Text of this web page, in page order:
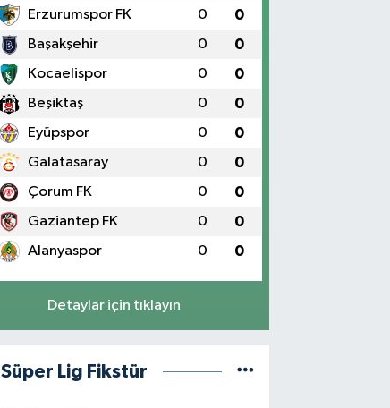
Erzurumspor FK 0 0
Başakşehir 0 0
Kocaelispor 0 0
Beşiktaş 0 0
Eyüpspor 0 0
Galatasaray 0 0
Çorum FK 0 0
Gaziantep FK 0 0
Alanyaspor 0 0
Detaylar için tıklayın
Süper Lig Fikstür